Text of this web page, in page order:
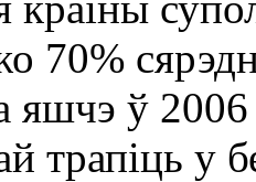
70%
яшчэ ў
трапіць у